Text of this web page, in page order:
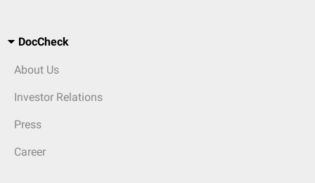
DocCheck
About Us
Investor Relations
Press
Career